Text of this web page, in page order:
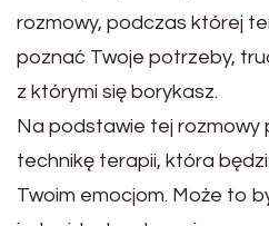
rozmowy, podczas której
poznać Twoje potrzeby,
z którymi się borykasz.
Na podstawie tej rozmowy
technikę terapii, która
Twoim emocjom. Może to